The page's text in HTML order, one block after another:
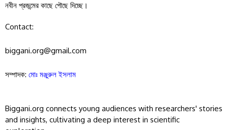
নবীন প্রজন্মের কাছে পৌছে দিচ্ছে।
Contact:
biggani.org@gmail.com
সম্পাদক: মোঃ মঞ্জুরুল ইসলাম
Biggani.org connects young audiences with researchers' stories
and insights, cultivating a deep interest in scientific